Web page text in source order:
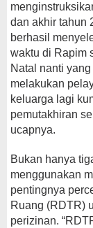
dan akhir tahun
berhasil
waktu di Rapim
Natal nanti
melakukan
keluarga lagi
pemutakhiran
ucapnya.
Bukan hanya
menggunakan
pentingnya
Ruang (RDTR)
perizinan.